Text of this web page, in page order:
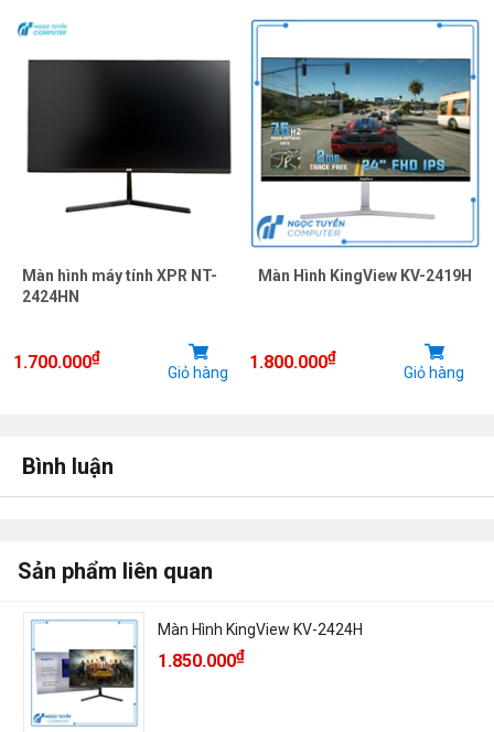
Màn hình máy tính XPR NT-
2424HN
1.700.000₫
Giỏ hàng
Màn Hình KingView KV-2419H
1.800.000₫
Giỏ hàng
Bình luận
Sản phẩm liên quan
Màn Hình KingView KV-2424H
1.850.000₫